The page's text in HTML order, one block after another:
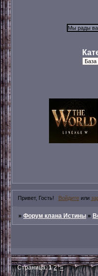
Привет, Гость! Войдитеили
»Форум клана Истины »
Страница:1 2 »